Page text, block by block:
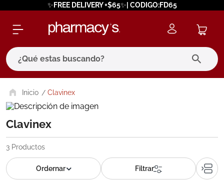
✨FREE DELIVERY +$65✨| CODIGO:FD65
¿Qué estas buscando?
Clavinex
Clavinex
3 Productos
términos más buscados
1. eucerin
2. protector solar
3. bioderma
5. cerave